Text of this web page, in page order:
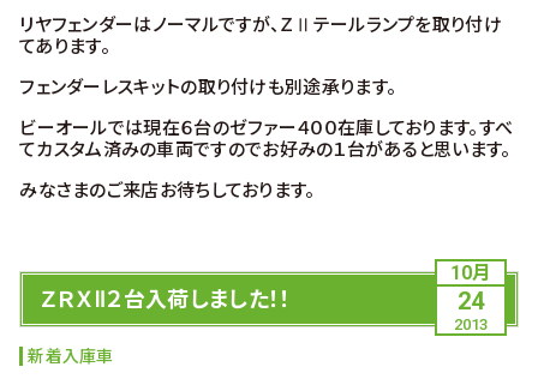
リヤフェンダーはノーマルですが、ＺⅡテールランプを取り付け
てあります。
フェンダーレスキットの取り付けも別途承ります。
ビーオールでは現在６台のゼファー４００在庫しております。すべ
てカスタム済みの車両ですのでお好みの１台があると思います。
みなさまのご来店お待ちしております。
10月
24
2013
ＺＲＸⅡ２台入荷しました！！
新着入庫車